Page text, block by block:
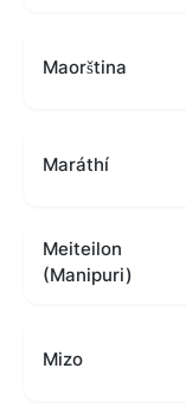
Maorština
Maráthí
Meiteilon
(Manipuri)
Mizo